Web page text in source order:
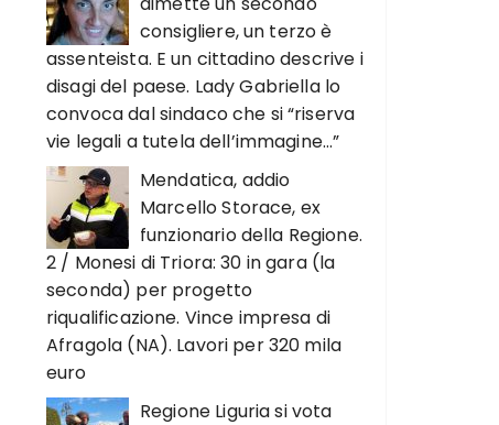
consigliere, un terzo è
assenteista. E un cittadino descrive i
disagi del paese. Lady Gabriella lo
convoca dal sindaco che si “riserva
vie legali a tutela dell’immagine…”
Mendatica, addio
Marcello Storace, ex
funzionario della Regione.
2 / Monesi di Triora: 30 in gara (la
seconda) per progetto
riqualificazione. Vince impresa di
Afragola (NA). Lavori per 320 mila
euro
Regione Liguria si vota